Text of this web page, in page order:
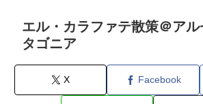
エル・カラファテ散策＠ア
タゴニア
X Facebook